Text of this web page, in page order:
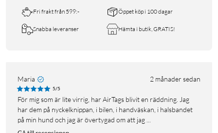
Fri frakt från 599:- Öppet köp i 100 dagar
Snabba leveranser Hämta i butik, GRATIS!
Maria 2 månader sedan
5/5
För mig som är lite virrig, har AirTags blivit en räddning. Jag
har dem på nyckelknippan, i bilen, i handväskan, i halsbandet
på min hund och jag är övertygad om att jag ...